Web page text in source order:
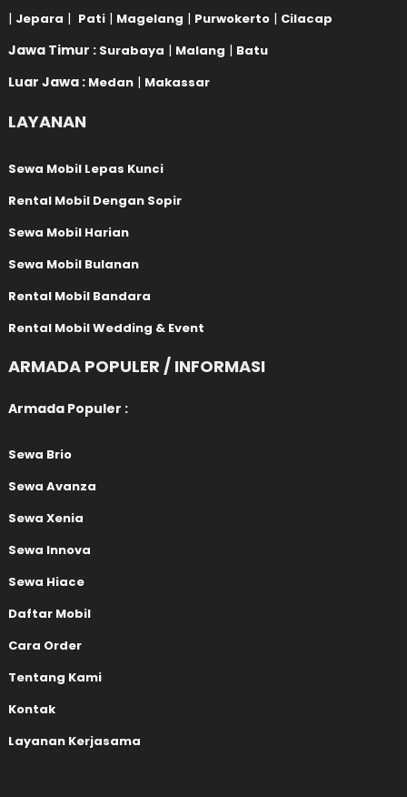
| Jepara | Pati | Magelang | Purwokerto | Cilacap
Jawa Timur : Surabaya | Malang | Batu
Luar Jawa : Medan | Makassar
LAYANAN
Sewa Mobil Lepas Kunci
Rental Mobil Dengan Sopir
Sewa Mobil Harian
Sewa Mobil Bulanan
Rental Mobil Bandara
Rental Mobil Wedding & Event
ARMADA POPULER / INFORMASI
Armada Populer :
Sewa Brio
Sewa Avanza
Sewa Xenia
Sewa Innova
Sewa Hiace
Daftar Mobil
Cara Order
Tentang Kami
Kontak
Layanan Kerjasama